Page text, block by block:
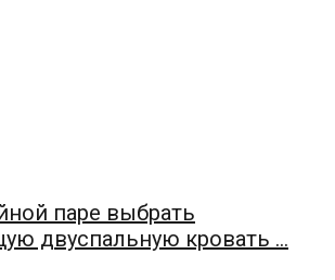
паре выбрать
двуспальную кровать …